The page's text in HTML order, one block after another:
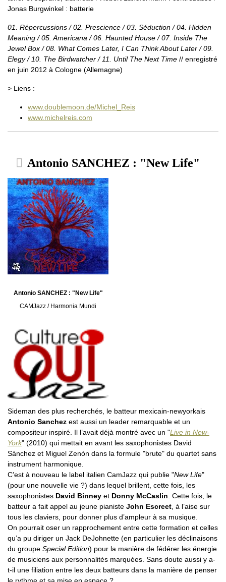
Jonas Burgwinkel : batterie
01. Répercussions / 02. Prescience / 03. Séduction / 04. Hidden
Meaning / 05. Americana / 06. Haunted House / 07. Inside The
Jewel Box / 08. What Comes Later, I Can Think About Later / 09.
Elegy / 10. The Birdwatcher / 11. Until The Next Time // enregistré
en juin 2012 à Cologne (Allemagne)
> Liens :
www.doublemoon.de/Michel_Reis
www.michelreis.com
Antonio SANCHEZ : "New Life"
Antonio SANCHEZ : "New Life"
CAMJazz / Harmonia Mundi
Sideman des plus recherchés, le batteur mexicain-newyorkais
Antonio Sanchez est aussi un leader remarquable et un
compositeur inspiré. Il l’avait déjà montré avec un "Live in New-
York" (2010) qui mettait en avant les saxophonistes David
Sànchez et Miguel Zenón dans la formule "brute" du quartet sans
instrument harmonique.
C’est à nouveau le label italien CamJazz qui publie "New Life"
(pour une nouvelle vie ?) dans lequel brillent, cette fois, les
saxophonistes David Binney et Donny McCaslin . Cette fois, le
batteur a fait appel au jeune pianiste John Escreet , à l’aise sur
tous les claviers, pour donner plus d’ampleur à sa musique.
On pourrait oser un rapprochement entre cette formation et celles
qu’a pu diriger un Jack DeJohnette (en particulier les déclinaisons
du groupe Special Edition) pour la manière de fédérer les énergie
de musiciens aux personnalités marquées. Sans doute aussi y a-
t-il une filiation entre les deux batteurs dans la manière de penser
le rythme et sa mise en espace ?